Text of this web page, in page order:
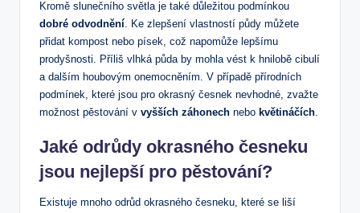
Kromě slunečního světla je také ⁤důležitou podmínkou
dobré⁢ odvodnění. Ke zlepšení vlastností půdy můžete
přidat kompost nebo ⁢písek, což napomůže lepšímu
prodyšnosti. Příliš vlhká půda by ​mohla vést k ⁢hnilobě cibulí
a dalším houbovým onemocněním. V případě přírodních
podmínek, které jsou pro ⁤okrasný česnek nevhodné, zvažte
možnost pěstování v vyšších záhonech nebo květináčích.
Jaké odrůdy okrasného​ česneku
jsou​ nejlepší pro pěstování?
Existuje mnoho ​odrůd okrasného česneku, ‌které se liší